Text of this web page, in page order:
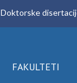
Doktorske
FAKULTETI